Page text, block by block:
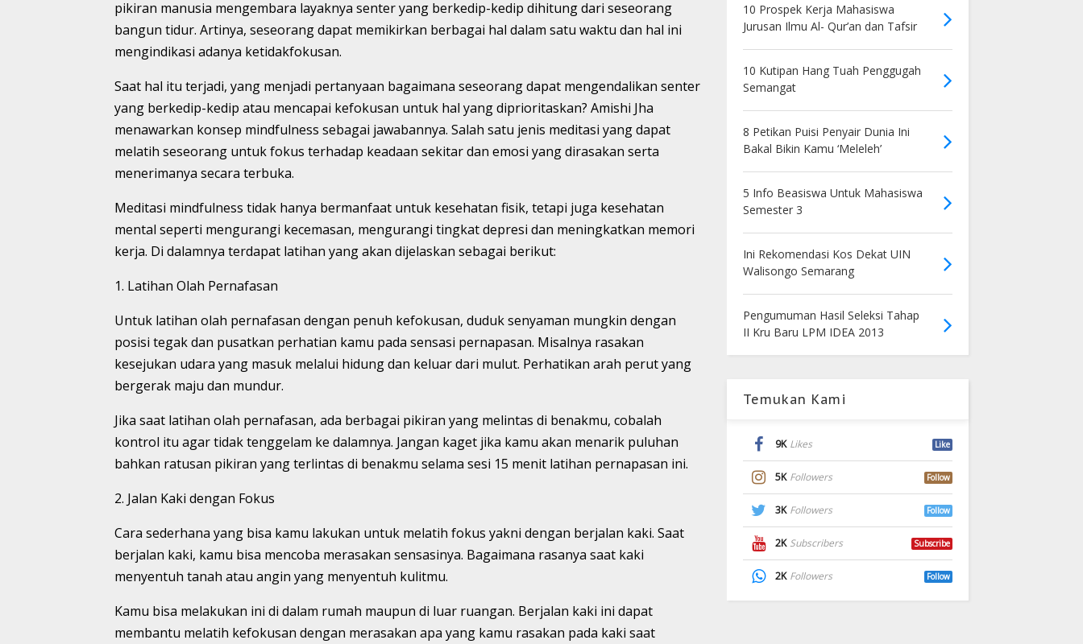
pikiran manusia mengembara layaknya senter yang berkedip-kedip dihitung dari seseorang
bangun tidur. Artinya, seseorang dapat memikirkan berbagai hal dalam satu waktu dan hal ini
mengindikasi adanya ketidakfokusan.
Saat hal itu terjadi, yang menjadi pertanyaan bagaimana seseorang dapat mengendalikan senter
yang berkedip-kedip atau mencapai kefokusan untuk hal yang diprioritaskan? Amishi Jha
menawarkan konsep mindfulness sebagai jawabannya. Salah satu jenis meditasi yang dapat
melatih seseorang untuk fokus terhadap keadaan sekitar dan emosi yang dirasakan serta
menerimanya secara terbuka.
Meditasi mindfulness tidak hanya bermanfaat untuk kesehatan fisik, tetapi juga kesehatan
mental seperti mengurangi kecemasan, mengurangi tingkat depresi dan meningkatkan memori
kerja. Di dalamnya terdapat latihan yang akan dijelaskan sebagai berikut:
1. Latihan Olah Pernafasan
Untuk latihan olah pernafasan dengan penuh kefokusan, duduk senyaman mungkin dengan
posisi tegak dan pusatkan perhatian kamu pada sensasi pernapasan. Misalnya rasakan
kesejukan udara yang masuk melalui hidung dan keluar dari mulut. Perhatikan arah perut yang
bergerak maju dan mundur.
Jika saat latihan olah pernafasan, ada berbagai pikiran yang melintas di benakmu, cobalah
kontrol itu agar tidak tenggelam ke dalamnya. Jangan kaget jika kamu akan menarik puluhan
bahkan ratusan pikiran yang terlintas di benakmu selama sesi 15 menit latihan pernapasan ini.
2. Jalan Kaki dengan Fokus
Cara sederhana yang bisa kamu lakukan untuk melatih fokus yakni dengan berjalan kaki. Saat
berjalan kaki, kamu bisa mencoba merasakan sensasinya. Bagaimana rasanya saat kaki
menyentuh tanah atau angin yang menyentuh kulitmu.
Kamu bisa melakukan ini di dalam rumah maupun di luar ruangan. Berjalan kaki ini dapat
membantu melatih kefokusan dengan merasakan apa yang kamu rasakan pada kaki saat
10 Prospek Kerja Mahasiswa
Jurusan Ilmu Al- Qur’an dan Tafsir
10 Kutipan Hang Tuah Penggugah
Semangat
8 Petikan Puisi Penyair Dunia Ini
Bakal Bikin Kamu ‘Meleleh’
5 Info Beasiswa Untuk Mahasiswa
Semester 3
Ini Rekomendasi Kos Dekat UIN
Walisongo Semarang
Pengumuman Hasil Seleksi Tahap
II Kru Baru LPM IDEA 2013
Temukan Kami
9K Likes Like
5K Followers Follow
3K Followers Follow
2K Subscribers Subscribe
2K Followers Follow